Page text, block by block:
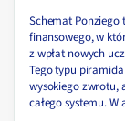
Schemat
finansowego, w
z wpłat nowych
Tego typu
wysokiego zwrotu,
całego systemu.